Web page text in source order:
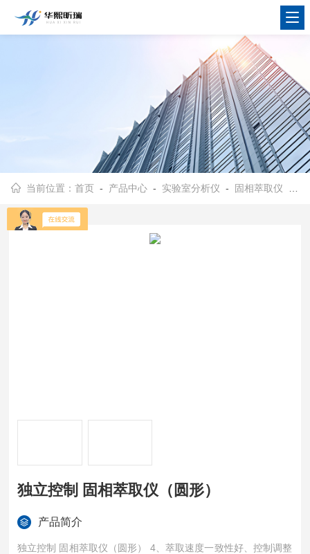
当前位置：首页 - 产品中心 - 实验室分析仪 - 固相萃取仪
独立控制 固相萃取仪（圆形）
产品简介
独立控制 固相萃取仪（圆形） 4、萃取速度一致性好、控制调整